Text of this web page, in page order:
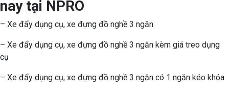
nay tại NPRO
– Xe đẩy dụng cụ, xe đựng đồ nghề 3 ngăn
– Xe đẩy dụng cụ, xe đựng đồ nghề 3 ngăn kèm giá treo dụng
cụ
– Xe đẩy dụng cụ, xe đựng đồ nghề 3 ngăn có 1 ngăn kéo khóa